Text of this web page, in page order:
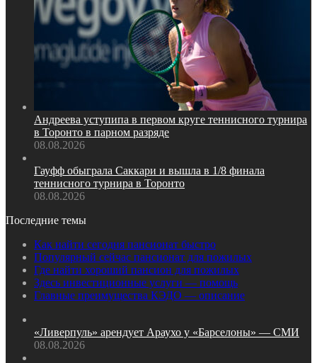
Андреева уступипа в первом круге теннисного турнира
в Торонто в парном разряде
08.08.2026
Гауфф обыграла Саккари и вышла в 1/8 финала
теннисного турнира в Торонто
08.08.2026
Последние темы
Как найти сегодня пансионат быстро
Популярный сейчас пансионат для пожилых
Где найти хороший пансион для пожилых
Здесь инвестиционные услуги — помощь
Главные преимущества КЭДО — описание
«Ливерпуль» арендует Араухо у «Барселоны» — СМИ
08.08.2026